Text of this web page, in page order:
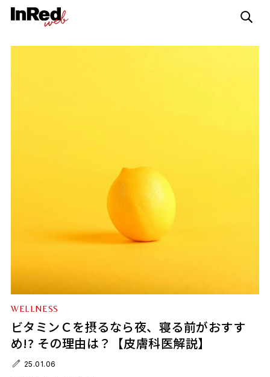
WELLNESS
ビタミンＣを摂るなら夜、寝る前がおすす
め!? その理由は？【皮膚科医解説】
25.01.06